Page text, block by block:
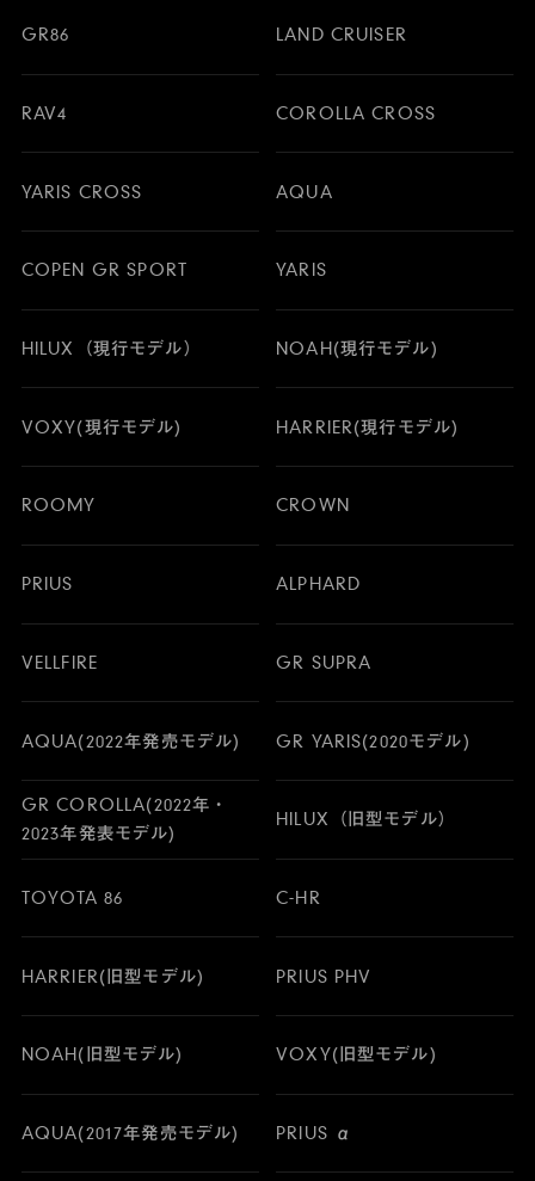
GR86 LAND CRUISER
RAV4 COROLLA CROSS
YARIS CROSS AQUA
COPEN GR SPORT YARIS
HILUX（現行モデル） NOAH(現行モデル)
VOXY(現行モデル) HARRIER(現行モデル)
ROOMY CROWN
PRIUS ALPHARD
VELLFIRE GR SUPRA
AQUA(2022年発売モデル) GR YARIS(2020モデル)
GR COROLLA(2022年・
2023年発表モデル)
HILUX（旧型モデル）
TOYOTA 86 C-HR
HARRIER(旧型モデル) PRIUS PHV
NOAH(旧型モデル) VOXY(旧型モデル)
AQUA(2017年発売モデル) PRIUS α